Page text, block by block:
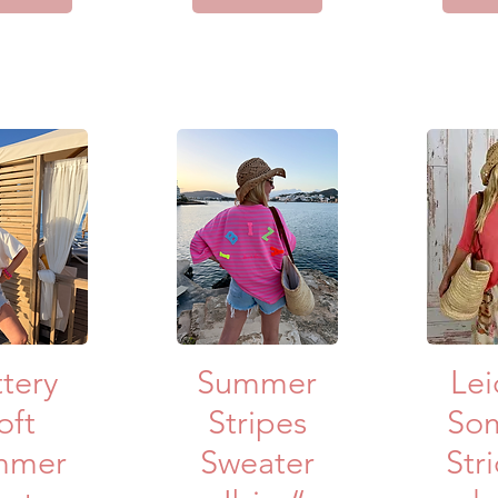
Schnellansicht
Summer
Stripes
Sweater